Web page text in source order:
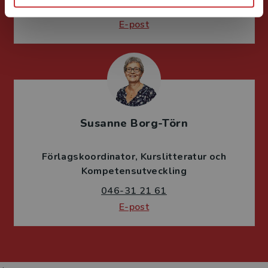
046-31 21 39
E-post
Susanne Borg-Törn
Förlagskoordinator Kurslitteratur och
Kompetensutveckling
046-31 21 61
E-post